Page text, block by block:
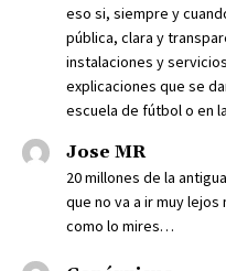
eso si, siempre y
pública, clara y
instalaciones y
explicaciones que se
escuela de fútbol o en
Jose MR
20 millones de la
que no va a ir muy
como lo mires…